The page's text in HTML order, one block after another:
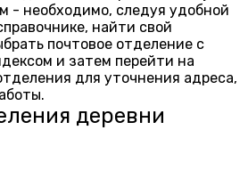
- необходимо, следуя удобной
найти свой
почтовое отделение с
и затем перейти на
для уточнения адреса,
деревни